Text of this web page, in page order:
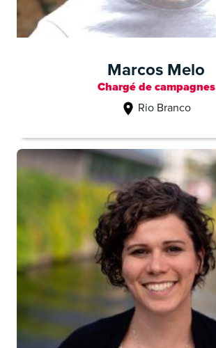
Marcos Melo
Chargé de campagnes
Rio Branco